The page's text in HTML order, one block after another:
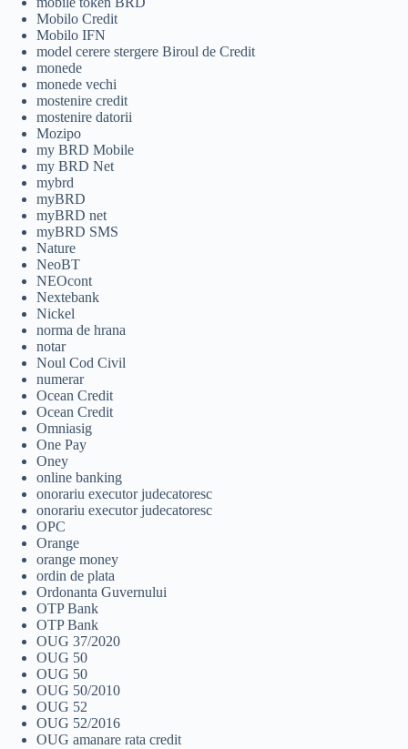
Mobilo Credit
Mobilo IFN
model cerere stergere Biroul de Credit
monede
monede vechi
mostenire credit
mostenire datorii
Mozipo
my BRD Mobile
my BRD Net
mybrd
myBRD
myBRD net
myBRD SMS
Nature
NeoBT
NEOcont
Nextebank
Nickel
norma de hrana
notar
Noul Cod Civil
numerar
Ocean Credit
Ocean Credit
Omniasig
One Pay
Oney
online banking
onorariu executor judecatoresc
onorariu executor judecatoresc
OPC
Orange
orange money
ordin de plata
Ordonanta Guvernului
OTP Bank
OTP Bank
OUG 37/2020
OUG 50
OUG 50
OUG 50/2010
OUG 52
OUG 52/2016
OUG amanare rata credit